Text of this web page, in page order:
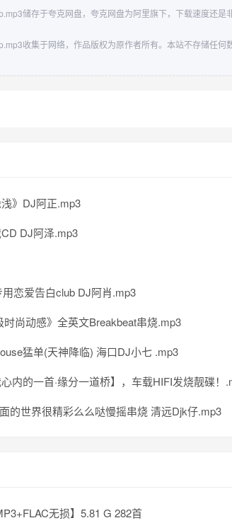
储存于夸克网盘，夸克网盘为阿里旗下，下载速度还是
收集于网络，作品版权为原作者所有。本站不存储任何
》DJ阿正.mp3
DJ阿泽.mp3
恋爱告白club DJ阿肖.mp3
尚动感》全英文Breakbeat串烧.mp3
猛单(天神降临) 海口DJ小七 .mp3
内的一首·缘分一道桥】，车载HIFI发烧靓碟！
的世界很精彩么么哒慢摇串烧 清远Djk仔.mp3
无损】5.81 G 282首